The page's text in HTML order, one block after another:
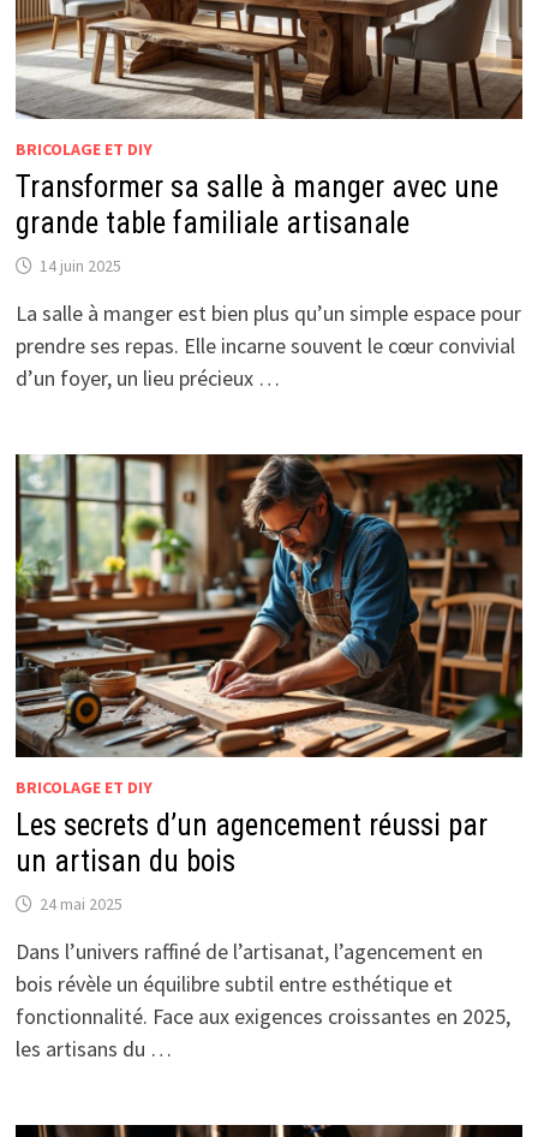
BRICOLAGE ET DIY
Transformer sa salle à manger avec une
grande table familiale artisanale
14 juin 2025
La salle à manger est bien plus qu’un simple espace pour
prendre ses repas. Elle incarne souvent le cœur convivial
d’un foyer, un lieu précieux …
BRICOLAGE ET DIY
Les secrets d’un agencement réussi par
un artisan du bois
24 mai 2025
Dans l’univers raffiné de l’artisanat, l’agencement en
bois révèle un équilibre subtil entre esthétique et
fonctionnalité. Face aux exigences croissantes en 2025,
les artisans du …